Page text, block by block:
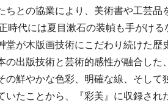
との協業により、美術書や工芸品
時代には夏目漱石の装幀も手がける
が木版画技術にこだわり続けた歴
出版技術と芸術的感性が融合した、
鮮やかな色彩、明確な線、そして
たことから、『彩美』に収録され